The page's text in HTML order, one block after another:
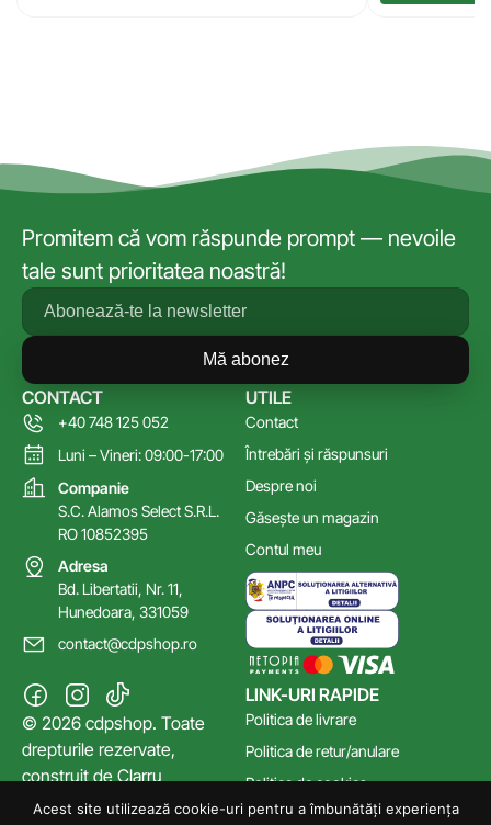
Promitem că vom răspunde prompt — nevoile
tale sunt prioritatea noastră!
Mă abonez
LINK-URI RAPIDE
Politica de livrare
Politica de retur/anulare
Politica de cookies
Poltica de confidențialitate
UTILE
Contact
Întrebări și răspunsuri
Despre noi
Găsește un magazin
Contul meu
CONTACT
+40 748 125 052
Luni – Vineri: 09:00-17:00
Companie
S.C. Alamos Select S.R.L.
RO 10852395
Adresa
Bd. Libertatii, Nr. 11,
Hunedoara, 331059
contact@cdpshop.ro
© 2026 cdpshop. Toate
drepturile rezervate,
construit de Clarru
Acest site utilizează cookie-uri pentru a îmbunătăți experiența